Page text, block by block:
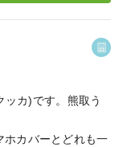
カ)です。熊取う
ホカバーとどれも一